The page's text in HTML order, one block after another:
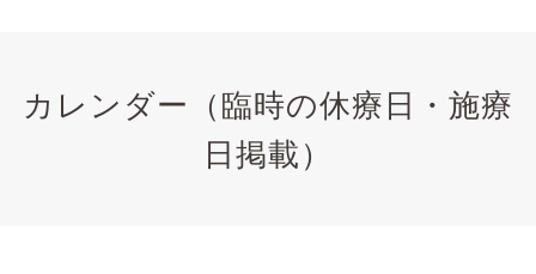
カレンダー（臨時の休療日・施療
日掲載）